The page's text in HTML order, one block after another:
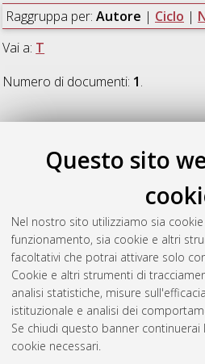
Questo sito
Nel nostro sito utilizziamo sia
funzionamento, sia cookie e altri
facoltativi che potrai attivare solo
Cookie e altri strumenti di
analisi statistiche, misure
istituzionale e analisi dei
Se chiudi questo banner continuerai
cookie necessari.
Raggruppa per: Autore | Ciclo |
Vai a: T
Numero di documenti: 1.
T
Turolla, Maya(2019) Youth in
Ethnography of a Development
Alma Mater Studiorum Università
ricerca inStudi globali e
international studies, 31 Ciclo. DOI
10.6092/unibo/amsdottorato/8881.
Questa lista e' stata generata ilFri
Atom